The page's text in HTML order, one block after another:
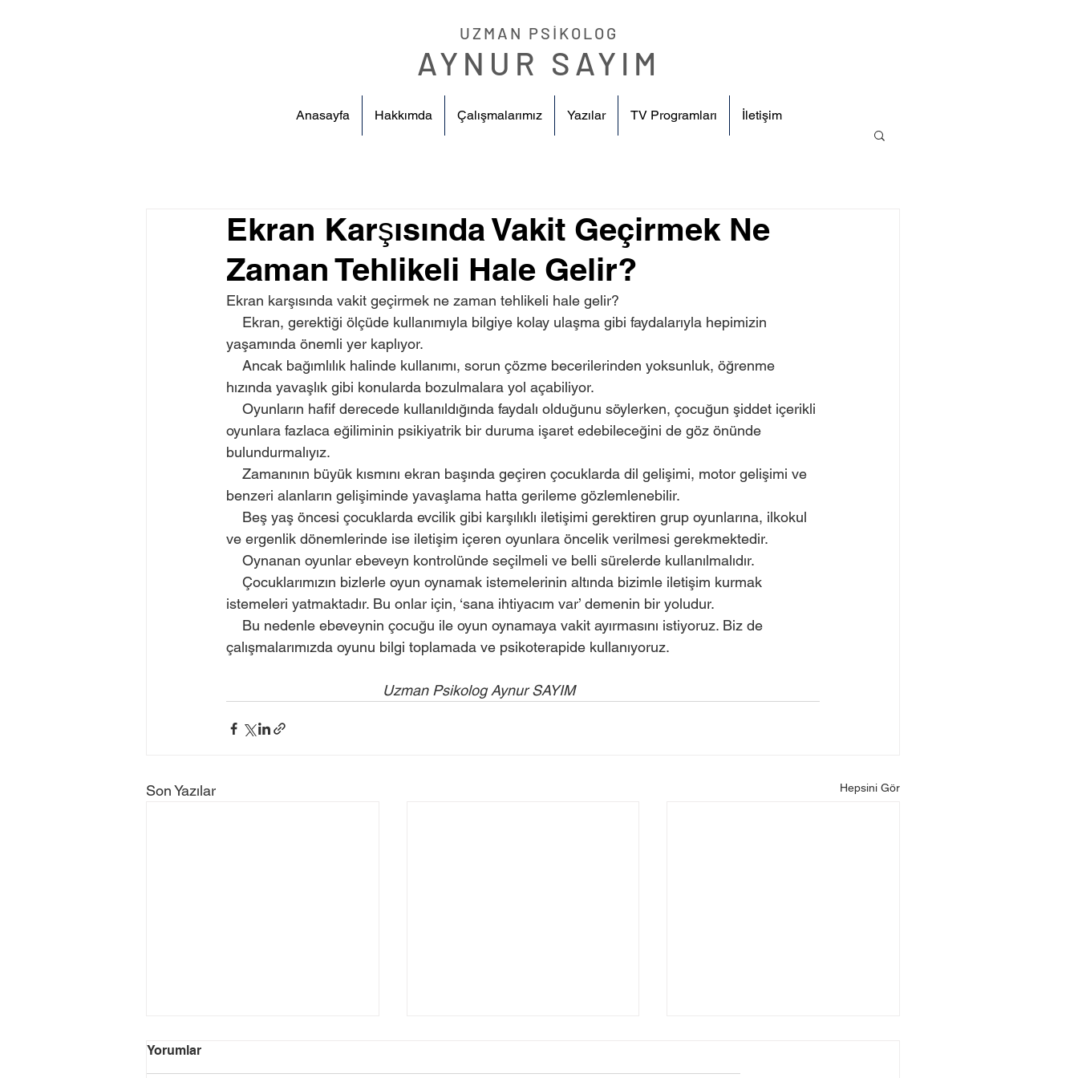
UZMAN PSİKOLOG
AYNUR SAYIM
Anasayfa Hakkımda Çalışmalarımız Yazılar TV Programları İletişim
Ekran Karşısında Vakit Geçirmek Ne
Zaman Tehlikeli Hale Gelir?
Ekran karşısında vakit geçirmek ne zaman tehlikeli hale gelir?
yaşamında önemli yer kaplıyor.
hızında yavaşlık gibi konularda bozulmalara yol açabiliyor.
oyunlara fazlaca eğiliminin psikiyatrik bir duruma işaret edebileceğini de göz önünde
bulundurmalıyız.
benzeri alanların gelişiminde yavaşlama hatta gerileme gözlemlenebilir.
ve ergenlik dönemlerinde ise iletişim içeren oyunlara öncelik verilmesi gerekmektedir.
    Oynanan oyunlar ebeveyn kontrolünde seçilmeli ve belli sürelerde kullanılmalıdır.
istemeleri yatmaktadır. Bu onlar için, ‘sana ihtiyacım var’ demenin bir yoludur.
çalışmalarımızda oyunu bilgi toplamada ve psikoterapide kullanıyoruz.
                                       Uzman Psikolog Aynur SAYIM
Son Yazılar Hepsini Gör
Yorumlar